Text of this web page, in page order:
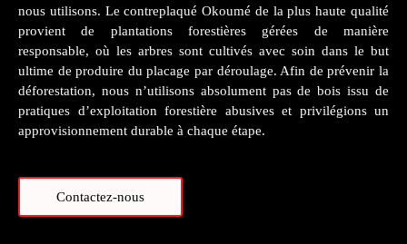
nous utilisons. Le contreplaqué Okoumé de la plus haute qualité
provient de plantations forestières gérées de manière
responsable, où les arbres sont cultivés avec soin dans le but
ultime de produire du placage par déroulage. Afin de prévenir la
déforestation, nous n’utilisons absolument pas de bois issu de
pratiques d’exploitation forestière abusives et privilégions un
approvisionnement durable à chaque étape.
Contactez-nous